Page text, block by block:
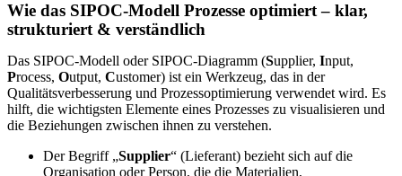
Wie das SIPOC-Modell Prozesse optimiert – klar,
strukturiert & verständlich
Das SIPOC-Modell oder SIPOC-Diagramm (Supplier, Input,
Process, Output, Customer) ist ein Werkzeug, das in der
Qualitätsverbesserung und Prozessoptimierung verwendet wird. Es
hilft, die wichtigsten Elemente eines Prozesses zu visualisieren und
die Beziehungen zwischen ihnen zu verstehen.
Der Begriff „Supplier“ (Lieferant) bezieht sich auf die
Organisation oder Person, die die Materialien,